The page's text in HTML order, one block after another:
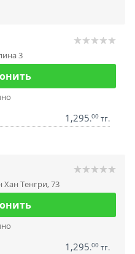
3
1,295.00 тг.
Тенгри, 73
1,295.00 тг.